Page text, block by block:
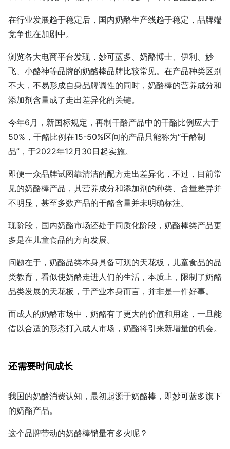
在行业发展趋于稳定后，国内奶酪生产线趋于稳定，品牌端
竞争也在加剧中。
浏览各大电商平台发现，妙可蓝多、奶酪博士、伊利、妙
飞、小酪神等品牌的奶酪棒品牌比较常见。在产品种类区别
不大，不易形成自身品牌调性的同时，奶酪棒的营养成分和
添加剂含量成了走出差异化的关键。
今年6月，新国标规定，再制干酪产品中的干酪比例应大于
50%，干酪比例在15-50%区间的产品只能称为“干酪制
品”，于2022年12月30日起实施。
即便一众品牌试图靠清洁的配方走出差异化，不过，目前常
见的奶酪棒产品，其营养成分和添加剂的种类、含量差异并
不明显，甚至多数产品的干酪含量并未明确标注。
现阶段，国内奶酪市场还处于同质化阶段，奶酪棒类产品更
多是在儿童食品的方向发展。
问题在于，奶酪品类本身具备可观的天花板，儿童食品的品
类教育，看似使奶酪走进人们的生活，本质上，限制了奶酪
品类发展的天花板，于产业本身而言，并非是一件好事。
而成人的奶酪市场中，奶酪有了更大的价值和用途，一旦能
借以合适的形态打入成人市场，奶酪将引来新增量的机会。
还需要时间成长
我国的奶酪消费认知，最初起源于奶酪棒，即妙可蓝多旗下
的奶酪产品。
这个品牌带动的奶酪棒销量有多火呢？